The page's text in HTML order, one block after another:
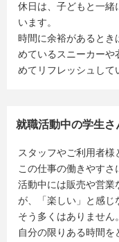
休日は、子どもと一緒
います。
時間に余裕があるとき
めているスニーカーや
めてリフレッシュして
就職活動中の学生
スタッフやご利用者様
この仕事の働きやす
活動中には販売や営業
が、「楽しい」と感じ
そう多くはありません。
自分の限りある時間